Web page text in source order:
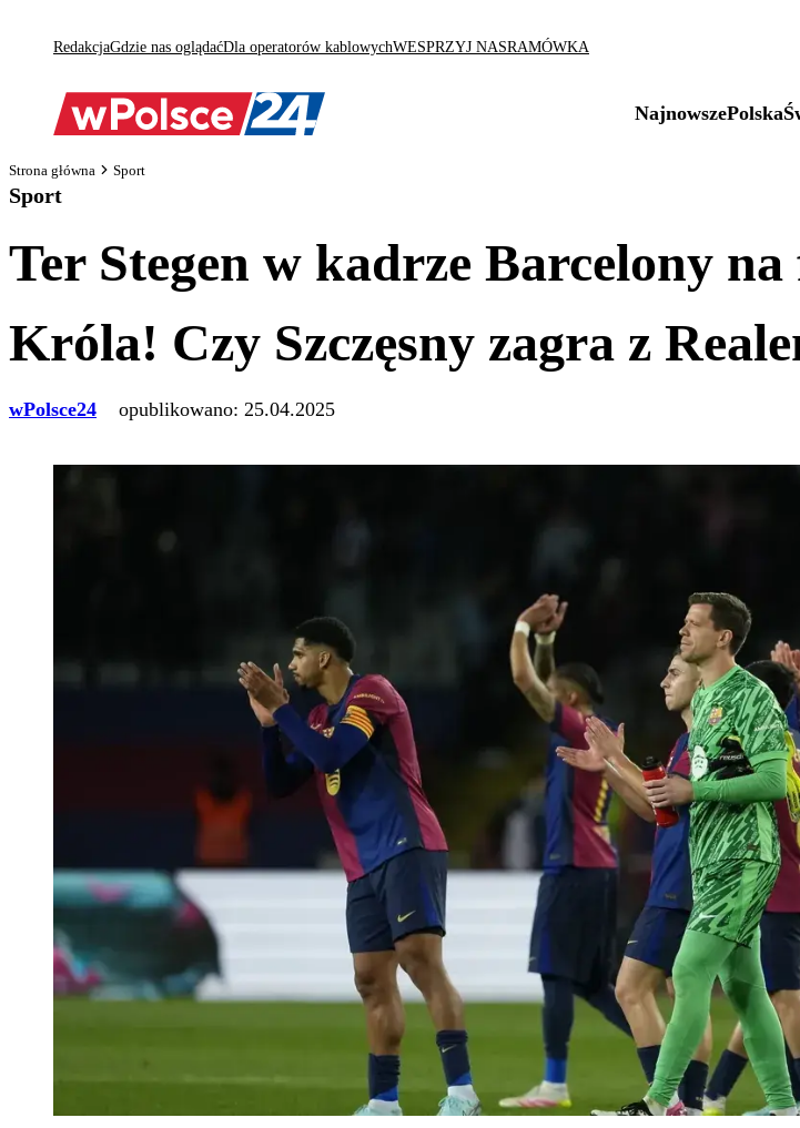
RedakcjaGdzie nas oglądaćDla operatorów kablowychWESPRZYJ NASRAMÓWKA
NajnowszePolska
Strona główna Sport
Sport
Ter Stegen w kadrze Barcelony
Króla! Czy Szczęsny zagra z
wPolsce24 opublikowano: 25.04.2025